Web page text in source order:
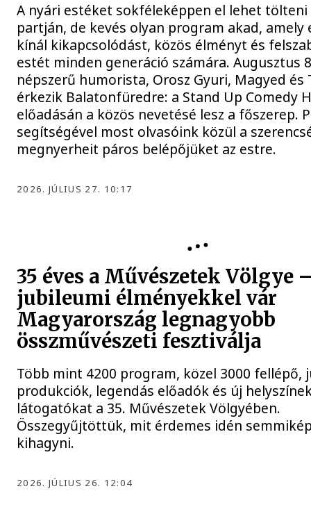
A nyári estéket sokféleképpen el lehet tölteni
partján, de kevés olyan program akad, amely
kínál kikapcsolódást, közös élményt és
estét minden generáció számára. Augusztus
népszerű humorista, Orosz Gyuri, Magyed és
érkezik Balatonfüredre: a Stand Up Comedy
előadásán a közös nevetésé lesz a főszerep.
segítségével most olvasóink közül a
megnyerheit páros belépőjüket az estre.
2026. JÚLIUS 27. 10:17
35 éves a Művészetek Völgye
jubileumi élményekkel vár
Magyarország legnagyobb
összművészeti fesztiválja
Több mint 4200 program, közel 3000 fellépő,
produkciók, legendás előadók és új
látogatókat a 35. Művészetek Völgyében.
Összegyűjtöttük, mit érdemes idén
kihagyni.
2026. JÚLIUS 26. 12:04